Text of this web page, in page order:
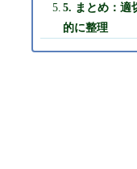
5. まとめ：適
的に整理